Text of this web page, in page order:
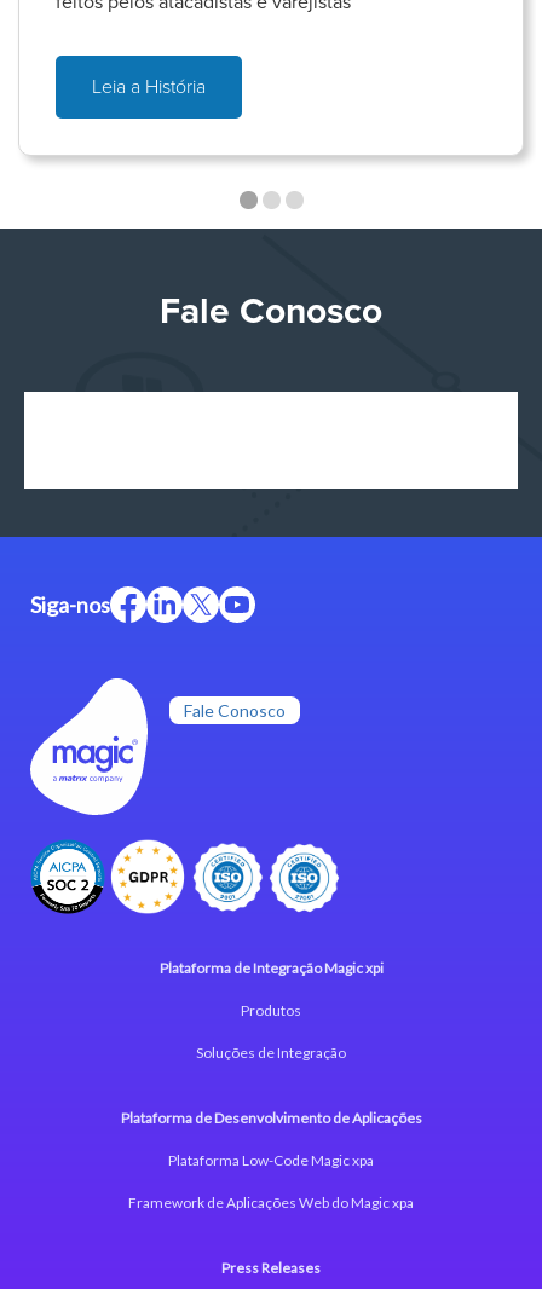
Leia a História
Fale Conosco
Fale Conosco
Siga-nos
Plataforma de Integração Magic xpi
Produtos
Soluções de Integração
Plataforma de Desenvolvimento de Aplicações
Plataforma Low-Code Magic xpa
Framework de Aplicações Web do Magic xpa
Press Releases